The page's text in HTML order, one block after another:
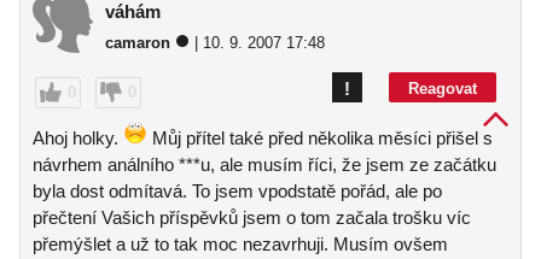
váhám
camaron | 10. 9. 2007 17:48
0 0 Reagovat
!
Ahoj holky.
Můj přítel také před několika měsíci přišel s
návrhem análního ***u, ale musím říci, že jsem ze začátku
byla dost odmítavá. To jsem vpodstatě pořád, ale po
přečtení Vašich příspěvků jsem o tom začala trošku víc
přemýšlet a už to tak moc nezavrhuji. Musím ovšem